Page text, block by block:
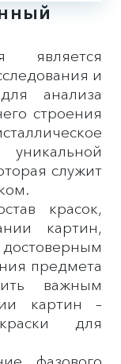
является
и
анализа
строения
уникальной
служит
красок,
картин,
предмета
важным
картин –
для